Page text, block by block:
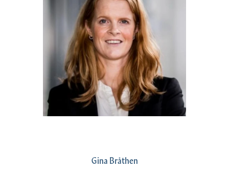
Gina Bråthen